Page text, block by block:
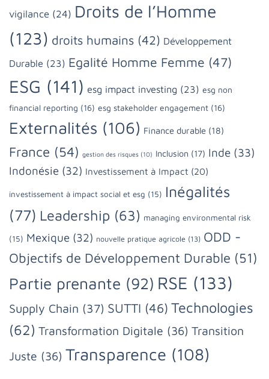
vigilance (24) Droits de l’Homme
(123) droits humains (42) Développement
Durable (23) Egalité Homme Femme (47)
ESG (141) esg impact investing (23) esg non
financial reporting (16) esg stakeholder engagement (16)
Externalités (106) Finance durable (18)
France (54) gestion des risques (10) Inclusion (17) Inde (33)
Indonésie (32) Investissement à Impact (20)
investissement à impact social et esg (15) Inégalités
(77) Leadership (63) managing environmental risk
(15) Mexique (32) nouvelle pratique agricole (13) ODD -
Objectifs de Développement Durable (51)
Partie prenante (92) RSE (133)
Supply Chain (37) SUTTI (46) Technologies
(62) Transformation Digitale (36) Transition
Juste (36) Transparence (108)